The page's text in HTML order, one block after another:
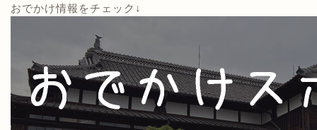
おでかけ情報をチェック↓